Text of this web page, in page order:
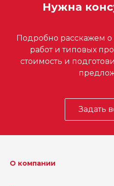
Нужна
Подробно расскажем о
работ и типовых
стоимость и
Задать
О компании